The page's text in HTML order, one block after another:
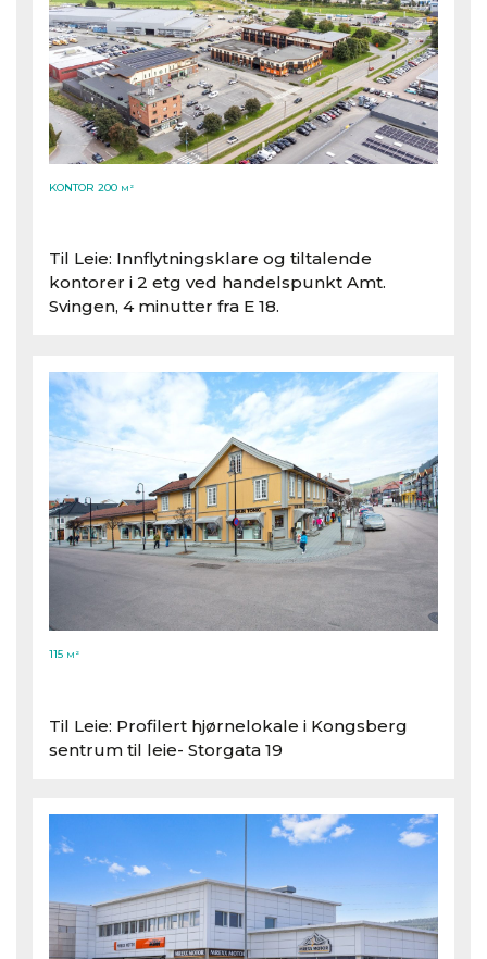
KONTOR 200 M²
Til Leie: Innflytningsklare og tiltalende
kontorer i 2 etg ved handelspunkt Amt.
Svingen, 4 minutter fra E 18.
115 M²
Til Leie: Profilert hjørnelokale i Kongsberg
sentrum til leie- Storgata 19